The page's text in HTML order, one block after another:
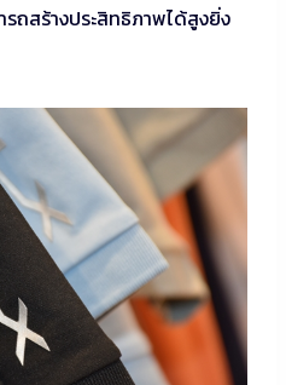
ถสร้างประสิทธิภาพได้สูงยิ่ง